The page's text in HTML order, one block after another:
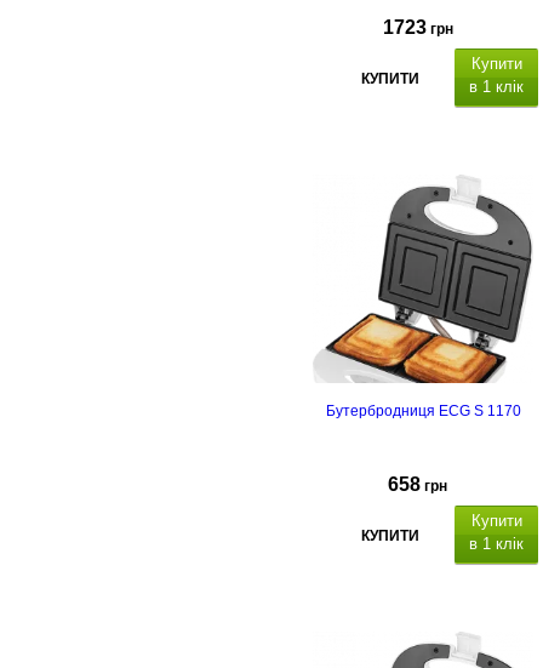
1723 грн
КУПИТИ
Купити
в 1 клік
термін гарантії - 2 роки
Бутербродниця ECG S 1170
658 грн
КУПИТИ
Купити
в 1 клік
термін